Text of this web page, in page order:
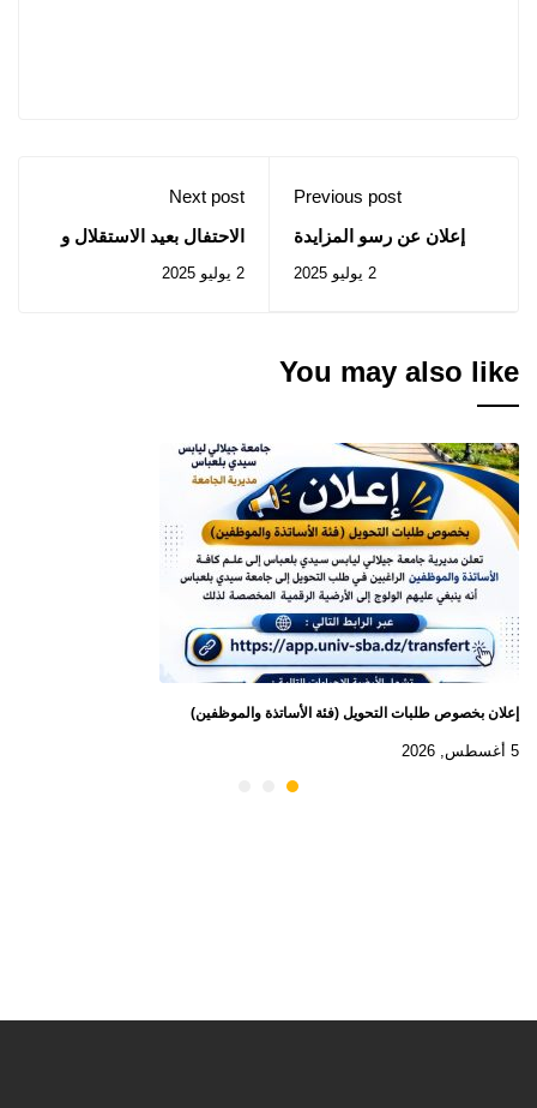
Previous post
إعلان عن رسو المزايدة
2 يوليو 2025
Next post
الاحتفال بعيد الاستقلال و
2 يوليو 2025
You may also like
إعلان بخصوص طلبات التحويل (فئة الأساتذة والموظفين)
5 أغسطس, 2026